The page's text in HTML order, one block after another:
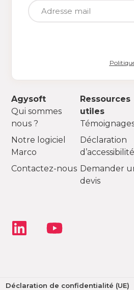
Agysoft
Qui sommes
nous ?
Notre logiciel
Marco
Contactez-nous
Ressources
utiles
Déclaration
d’accessibilité
Demander
devis
Déclaration de confidentialité (UE)